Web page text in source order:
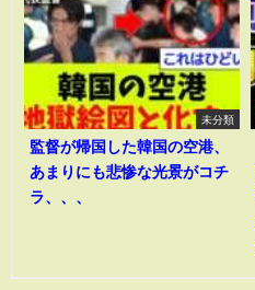
未分類
監督が帰国した韓国の空港、
あまりにも悲惨な光景がコチ
ラ、、、